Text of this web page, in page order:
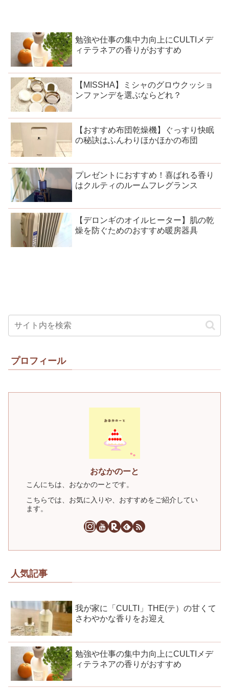
勉強や仕事の集中力向上にCULTIメデ
ィテラネアの香りがおすすめ
【MISSHA】ミシャのグロウクッショ
ンファンデを選ぶならどれ？
【おすすめ布団乾燥機】ぐっすり快眠
の秘訣はふんわりほかほかの布団
プレゼントにおすすめ！喜ばれる香り
はクルティのルームフレグランス
【デロンギのオイルヒーター】肌の乾
燥を防ぐためのおすすめ暖房器具
プロフィール
おなかのーと
こんにちは、おなかのーとです。
こちらでは、お気に入りや、おすすめをご紹介してい
ます。
人気記事
我が家に「CULTI」THE(テ）の甘くて
さわやかな香りをお迎え
勉強や仕事の集中力向上にCULTIメデ
ィテラネアの香りがおすすめ